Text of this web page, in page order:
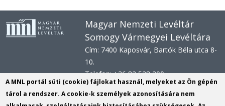
Magyar Nemzeti Levéltár
Somogy Vármegyei Levéltára
Cím: 7400 Kaposvár, Bartók Béla utca 8-
10.
Telefon: +36 82 528 200
E-mail: svl@mnl.gov.hu
Honlap: www.mnl.gov.hu/sml
A MNL portál süti (cookie) fájlokat használ, melyeket az Ön gépén
tárol a rendszer. A cookie-k személyek azonosítására nem